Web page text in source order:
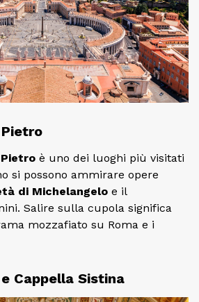
è uno dei luoghi più visitati
si possono ammirare opere
di Michelangelo e il
Salire sulla cupola significa
mozzafiato su Roma e i
Cappella Sistina